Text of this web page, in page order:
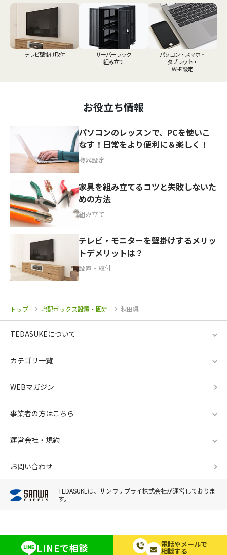
テレビ壁掛け取付
サーバーラック
組み立て
パソコン・スマホ・
タブレット・
Wi-Fi設定
お役立ち情報
パソコンのレッスンで、PCを使いこ
なす！日常をより便利に＆楽しく！
機器設定
家具を組み立てるコツと失敗しないた
めの方法
組み立て
テレビ・モニターを壁掛けするメリッ
トデメリットは？
設置・取付
トップ 宅配ボックス設置・固定 秋田県
LINEで相談 電話やメールで
相談する
TEDASUKEについて
カテゴリ一覧
WEBマガジン
事業者の方はこちら
運営会社・規約
お問い合わせ
TEDASUKEは、サンワサプライ株式会社が運営しておりま
す。